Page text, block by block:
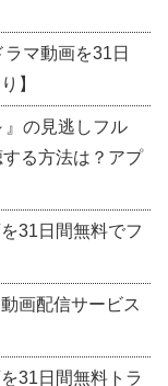
マ動画を31日
】
』の見逃しフル
る方法は？アプ
31日間無料でフ
画配信サービス
31日間無料トラ